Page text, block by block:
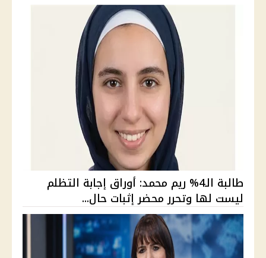
طالبة الـ4% ريم محمد: أوراق إجابة التظلم
ليست لها وتحرر محضر إثبات حال...